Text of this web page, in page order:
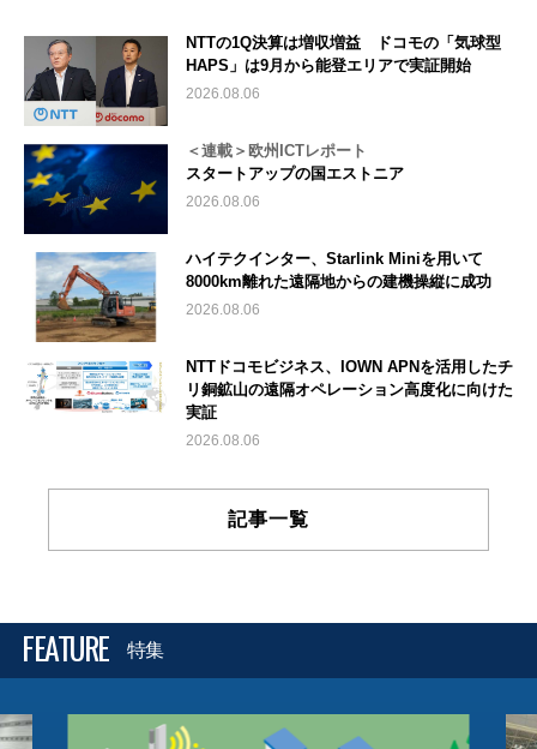
NTTの1Q決算は増収増益 ドコモの「気球型
HAPS」は9月から能登エリアで実証開始
2026.08.06
＜連載＞欧州ICTレポート
スタートアップの国エストニア
2026.08.06
ハイテクインター、Starlink Miniを用いて
8000km離れた遠隔地からの建機操縦に成功
2026.08.06
NTTドコモビジネス、IOWN APNを活用したチ
リ銅鉱山の遠隔オペレーション高度化に向けた
実証
2026.08.06
記事一覧
FEATURE 特集